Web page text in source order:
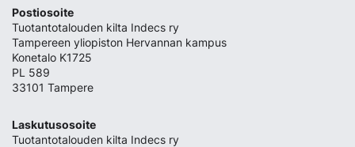
Postiosoite
Tuotantotalouden kilta Indecs ry
Tampereen yliopiston Hervannan kampus
Konetalo K1725
PL 589
33101 Tampere
Laskutusosoite
Tuotantotalouden kilta Indecs ry